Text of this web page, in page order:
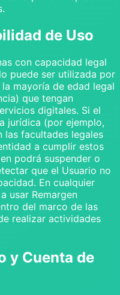
de Uso
con capacidad legal
puede ser utilizada por
mayoría de edad legal
que tengan
digitales. Si el
jurídica (por ejemplo,
las facultades legales
a cumplir estos
podrá suspender o
que el Usuario no
En cualquier
usar Remargen
del marco de las
realizar actividades
y Cuenta de